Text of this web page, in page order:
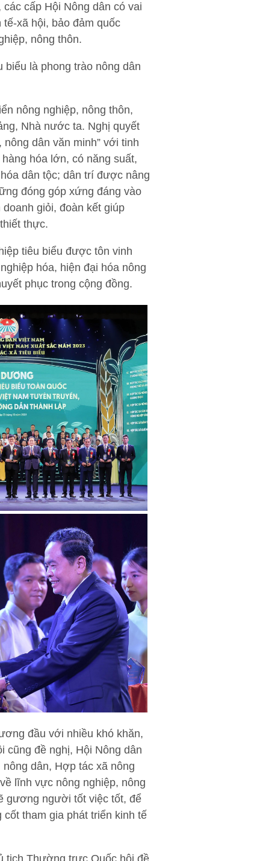
cấp Hội Nông dân có vai
xã hội, bảo đảm quốc
nông thôn.
là phong trào nông dân
nông nghiệp, nông thôn,
Nhà nước ta. Nghị quyết
dân văn minh” với tinh
hóa lớn, có năng suất,
dân tộc; dân trí được nâng
đóng góp xứng đáng vào
giỏi, đoàn kết giúp
thực.
tiêu biểu được tôn vinh
hóa, hiện đại hóa nông
phục trong cộng đồng.
đầu với nhiều khó khăn,
cũng đề nghị, Hội Nông dân
dân, Hợp tác xã nông
lĩnh vực nông nghiệp, nông
gương người tốt việc tốt, để
tham gia phát triển kinh tế